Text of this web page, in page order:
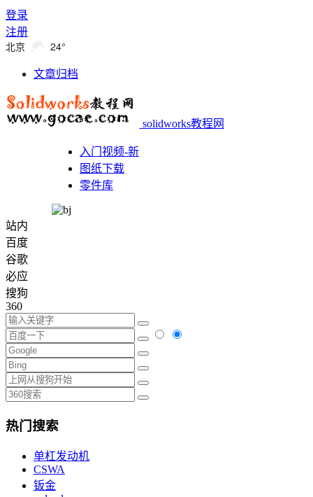
登录
注册
北京 24°
文章归档
solidworks教程网
入门视频-新
图纸下载
零件库
站内
百度
谷歌
必应
搜狗
360
热门搜索
单杠发动机
CSWA
钣金